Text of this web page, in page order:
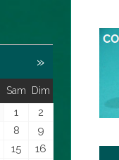
»
Sam Dim
1
2
8
9
15
16